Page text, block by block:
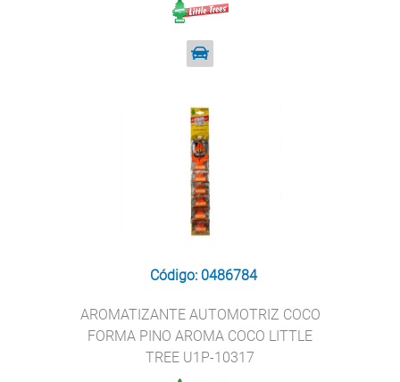
Código: 0486784
AROMATIZANTE AUTOMOTRIZ COCO
FORMA PINO AROMA COCO LITTLE
TREE U1P-10317